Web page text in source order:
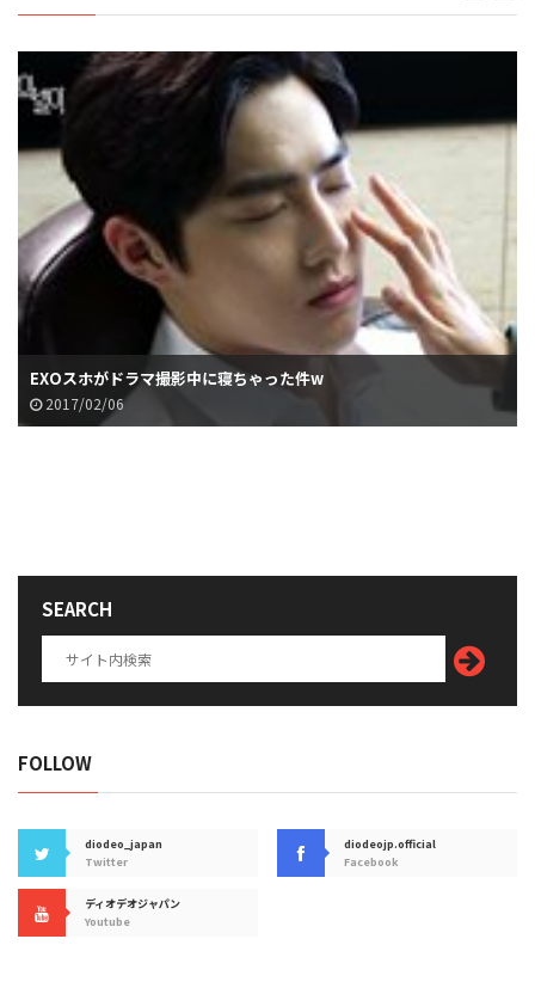
EXOスホがドラマ撮影中に寝ちゃった件w
2017/02/06
SEARCH
FOLLOW
diodeo_japan
Twitter
diodeojp.official
Facebook
ディオデオジャパン
Youtube